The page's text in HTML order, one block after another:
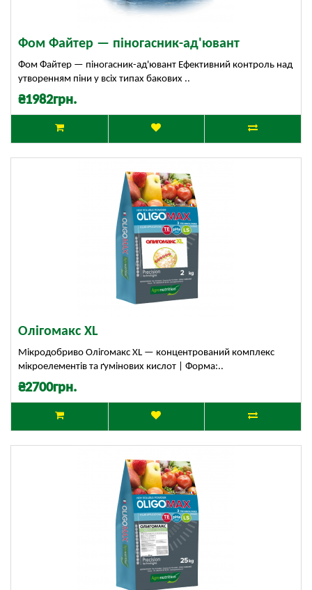
Фом Файтер — піногасник-ад'ювант
Фом Файтер — піногасник-ад'ювант Ефективний контроль над
утворенням піни у всіх типах бакових ..
₴1982грн.
Олігомакс XL
Мікродобриво Олігомакс XL — концентрований комплекс
мікроелементів та ґумінових кислот | Форма:..
₴2700грн.